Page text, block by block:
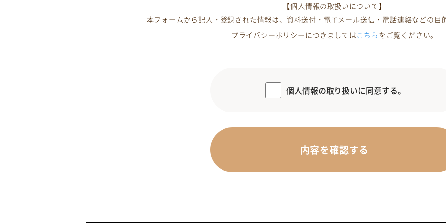
【個人情報の取扱いについて】
本フォームから記入・登録された情報は、資料送付・電子メール送信・電話連絡などの目
プライバシーポリシーにつきましてはこちら をご覧ください。
個人情報の取り扱いに同意する。
内容を確認する